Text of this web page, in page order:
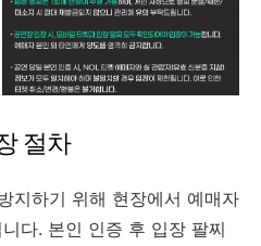
절차
지하기 위해 현장에서 예매자
다. 본인 인증 후 입장 팔찌